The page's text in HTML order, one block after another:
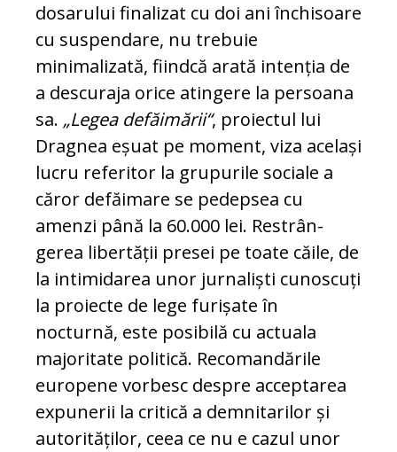
dosarului finalizat cu doi ani închisoare
cu suspendare, nu tre­buie
minimalizată, fiindcă arată intenția de
a des­curaja orice atingere la persoana
sa. „Legea defăimării“, proiectul lui
Dragnea eșuat pe moment, viza același
lucru referitor la grupurile sociale a
căror defăimare se pe­depsea cu
amenzi până la 60.000 lei. Re­strân­
gerea libertății presei pe toate căile, de
la intimidarea unor jurnaliști cunoscuți
la proiecte de lege furișate în
nocturnă, este po­sibilă cu actuala
majoritate politică. Re­co­man­dările
europene vorbesc despre acceptarea
ex­punerii la critică a demnitarilor și
auto­ri­tă­ților, ceea ce nu e cazul unor